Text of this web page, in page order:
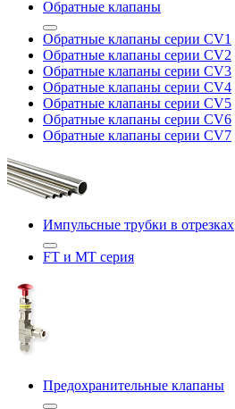
Обратные клапаны
Обратные клапаны серии CV1
Обратные клапаны серии CV2
Обратные клапаны серии CV3
Обратные клапаны серии CV4
Обратные клапаны серии CV5
Обратные клапаны серии CV6
Обратные клапаны серии CV7
Импульсные трубки в отрезках
FT и MT серия
Предохранительные клапаны